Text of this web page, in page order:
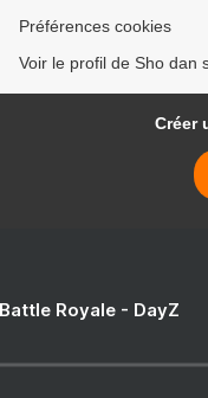
Préférences cookies
Voir le profil de Sho dan
Créer
Royale - DayZ